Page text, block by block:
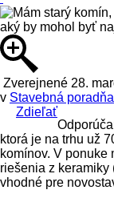
Zverejnené 28.
v Stavebná poradňa
Zdieľať
ktorá je na trhu už
komínov. V ponuke
riešenia z
vhodné pre